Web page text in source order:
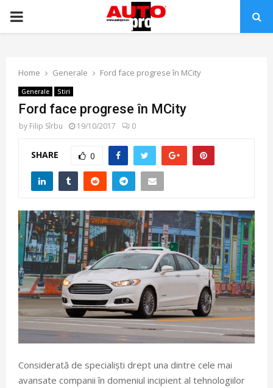
PRIMARY
Home Generale Ford face progrese în MCity
Generale Stiri
Ford face progrese în MCity
by Filip Sîrbu 19/10/2017 0
SHARE 0
Considerată de specialiști drept una dintre cele mai
avansate companii în domeniul incipient al tehnologiilor